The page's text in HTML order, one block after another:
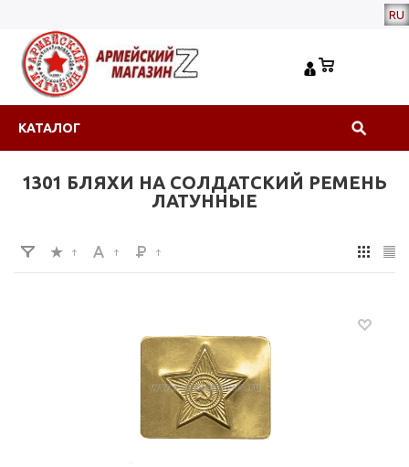
RU
КАТАЛОГ
1301 БЛЯХИ НА СОЛДАТСКИЙ РЕМЕНЬ
ЛАТУННЫЕ